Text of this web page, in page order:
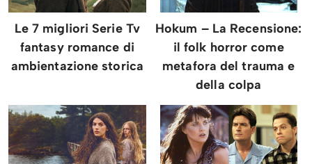
Le 7 migliori Serie Tv
fantasy romance di
ambientazione storica
Hokum – La Recensione:
il folk horror come
metafora del trauma e
della colpa